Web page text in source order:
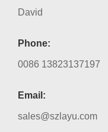
David
Phone:
0086 13823137197
Email:
sales@szlayu.com